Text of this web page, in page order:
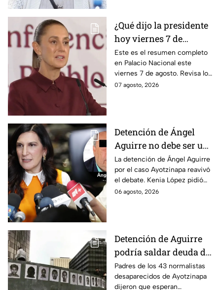
¿Qué dijo la presidente
hoy viernes 7 de
agosto? Resumen EN
VIVO
Este es el resumen completo
en Palacio Nacional este
viernes 7 de agosto. Revisa los
datos presentados y las
07 agosto, 2026
Detención de Ángel
Aguirre no debe ser un
distractor, pide Kenia
López; exige justicia
por caso Ayotzinapa
La detención de Ángel Aguirre
por el caso Ayotzinapa reavivó
el debate. Kenia López pidió
que no sea un distractor
06 agosto, 2026
Detención de Aguirre
podría saldar deuda de
justicia: padres de los
43 de Ayotzinapa
Padres de los 43 normalistas
desaparecidos de Ayotzinapa
dijeron que esperan